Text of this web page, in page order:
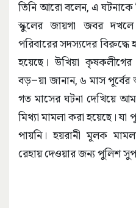
তিনি আরো বলেন, এ ঘটনাকে
স্কুলের জায়গা জবর
পরিবারের সদস্যদের বিরুদ্ধে
হয়েছে। উখিয়া
বড়–য়া জানান, ৬ মাস পূর্বের
গত মাসের ঘটনা দেখিয়ে
মিথ্যা মামলা করা হয়েছে।
পায়নি। হয়রানী মূলক
রেহায় দেওয়ার জন্য পুলিশ